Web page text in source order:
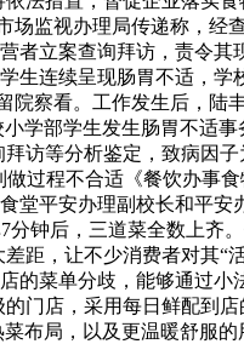
场监视办理局传递称，经
者立案查询拜访，责令
生连续呈现肠胃不适，
院察看。工作发生后，陆
学部学生发生肠胃不适
访等分析鉴定，致病因
过程不合适《餐饮办事
堂平安办理副校长和平
分钟后，三道菜全数上齐
距，让不少消费者对其
的菜单分歧，能够通过
门店，采用每日鲜配到
布局，以及更温暖舒服